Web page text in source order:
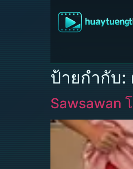
ป้ายกำกับ:
Sawsawan